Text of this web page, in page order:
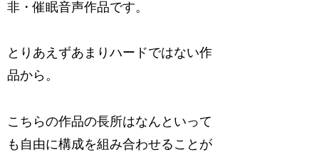
非・催眠音声作品です。
とりあえずあまりハードではない作
品から。
こちらの作品の長所はなんといって
も自由に構成を組み合わせることが